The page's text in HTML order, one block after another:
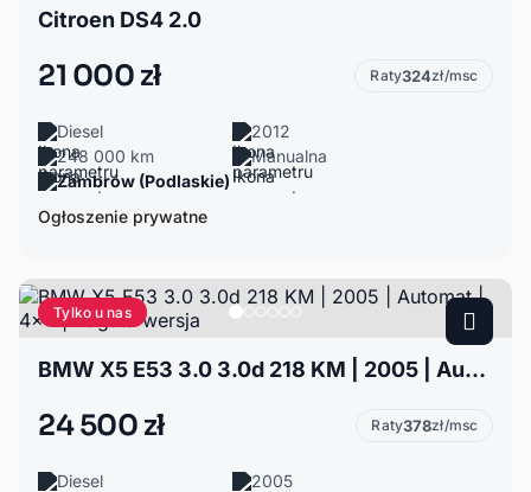
Citroen DS4 2.0
21 000 zł Raty324zł/msc
Diesel
2012
248 000 km
Manualna
Zambrów (Podlaskie)
Ogłoszenie prywatne
Tylko u nas
BMW X5 E53 3.0 3.0d 218 KM | 2005 | Automat | 4x4 | Bogata wersja
24 500 zł Raty378zł/msc
Diesel
2005